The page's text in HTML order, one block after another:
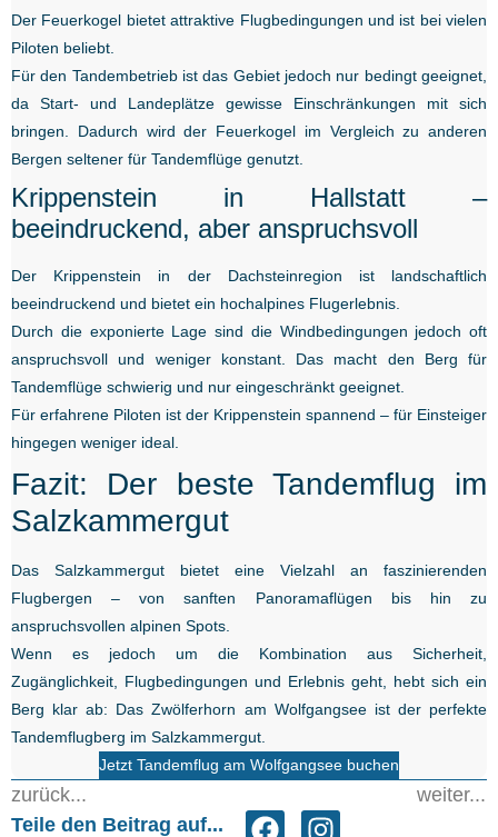
Der Feuerkogel bietet attraktive Flugbedingungen und ist bei vielen
Piloten beliebt.
Für den Tandembetrieb ist das Gebiet jedoch nur bedingt geeignet,
da Start- und Landeplätze gewisse Einschränkungen mit sich
bringen. Dadurch wird der Feuerkogel im Vergleich zu anderen
Bergen seltener für Tandemflüge genutzt.
Krippenstein in Hallstatt –
beeindruckend, aber anspruchsvoll
Der Krippenstein in der Dachsteinregion ist landschaftlich
beeindruckend und bietet ein hochalpines Flugerlebnis.
Durch die exponierte Lage sind die Windbedingungen jedoch oft
anspruchsvoll und weniger konstant. Das macht den Berg für
Tandemflüge schwierig und nur eingeschränkt geeignet.
Für erfahrene Piloten ist der Krippenstein spannend – für Einsteiger
hingegen weniger ideal.
Fazit: Der beste Tandemflug im
Salzkammergut
Das Salzkammergut bietet eine Vielzahl an faszinierenden
Flugbergen – von sanften Panoramaflügen bis hin zu
anspruchsvollen alpinen Spots.
Wenn es jedoch um die Kombination aus Sicherheit,
Zugänglichkeit, Flugbedingungen und Erlebnis geht, hebt sich ein
Berg klar ab: Das Zwölferhorn am Wolfgangsee ist der perfekte
Tandemflugberg im Salzkammergut.
Jetzt Tandemflug am Wolfgangsee buchen
zurück...
weiter...
Teile den Beitrag auf...